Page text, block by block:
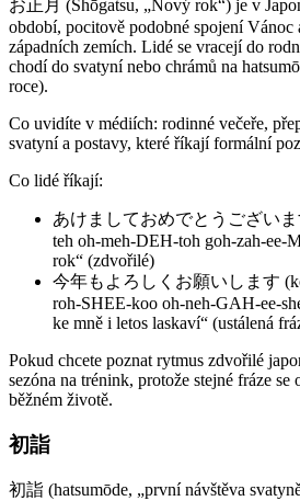
お正月 (Shōgatsu, „Nový rok“) je v
období, pocitově podobné spojení
západních zemích. Lidé se vracejí do
chodí do svatyní nebo chrámů na
roce).
Co uvidíte v médiích: rodinné večeře,
svatyní a postavy, které říkají formální
Co lidé říkají:
あけましておめでとうございま
teh oh-meh-DEH-toh goh-zah-ee-
rok“ (zdvořilé)
今年もよろしくお願いします
roh-SHEE-koo oh-neh-GAH-ee-
ke mně i letos laskaví“ (ustálená
Pokud chcete poznat rytmus zdvořilé
sezóna na trénink, protože stejné fráze
běžném životě.
初詣
初詣 (hatsumōde, „první návštěva